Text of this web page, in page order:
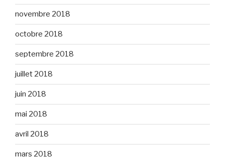
novembre 2018
octobre 2018
septembre 2018
juillet 2018
juin 2018
mai 2018
avril 2018
mars 2018